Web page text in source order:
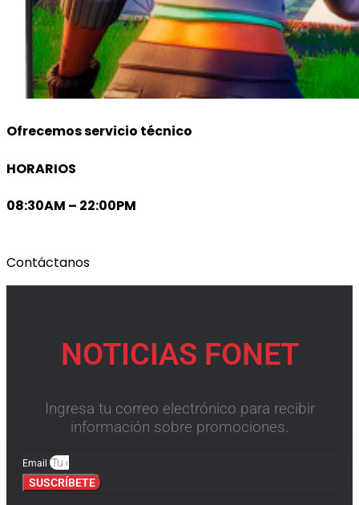
Ofrecemos servicio técnico
HORARIOS
08:30AM – 22:00PM
Contáctanos
NOTICIAS FONET
Ingresa tu correo electrónico para recibir
información sobre promociones.
Email
SUSCRÍBETE